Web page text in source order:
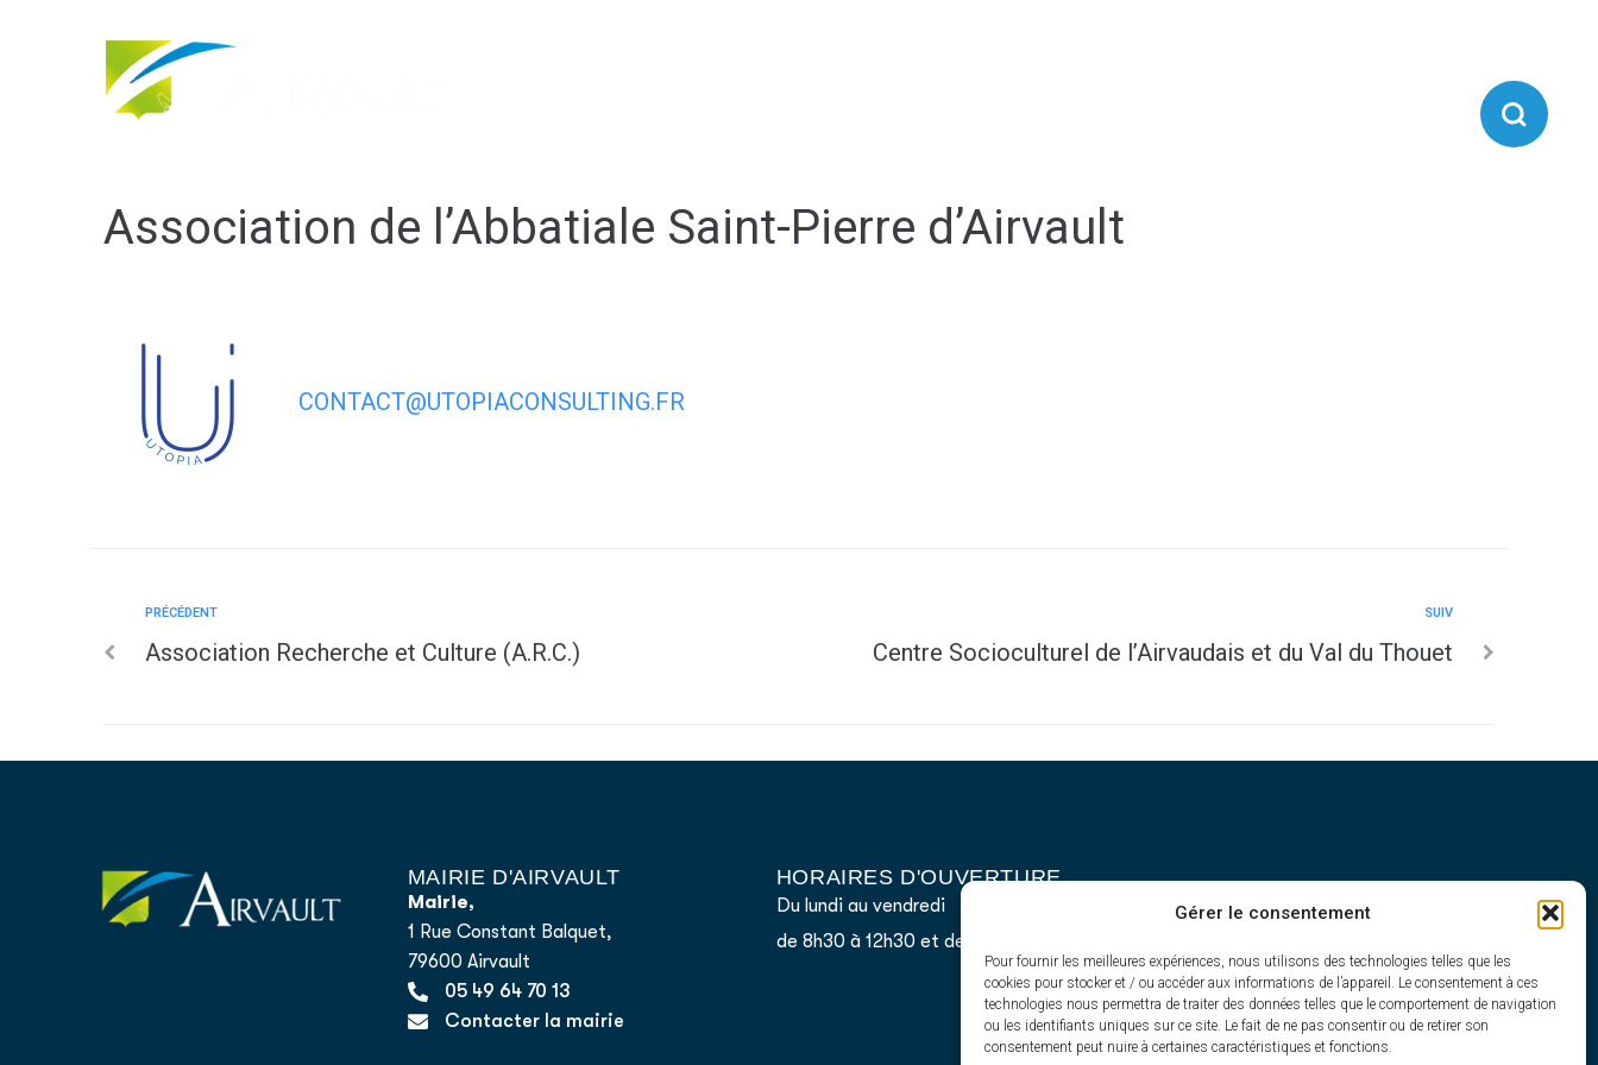
Gérer le consentement
Pour fournir les meilleures expériences, nous utilisons des technologies telles que les
cookies pour stocker et / ou accéder aux informations de l’appareil. Le consentement à ces
technologies nous permettra de traiter des données telles que le comportement de navigation
ou les identifiants uniques sur ce site. Le fait de ne pas consentir ou de retirer son
consentement peut nuire à certaines caractéristiques et fonctions.
Association de l’Abbatiale Saint-Pierre d’Airvault
CONTACT@UTOPIACONSULTING.FR
PRÉCÉDENT
Association Recherche et Culture (A.R.C.)
SUIV
Centre Socioculturel de l’Airvaudais et du Val du Thouet
MAIRIE D'AIRVAULT
Mairie,
1 Rue Constant Balquet,
79600 Airvault
05 49 64 70 13
Contacter la mairie
HORAIRES D'OUVERTURE
Du lundi au vendredi
de 8h30 à 12h30 et de 13h45 à 17h30